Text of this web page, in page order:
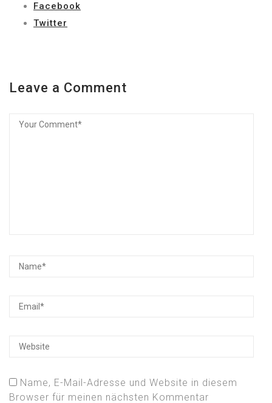
Facebook
Twitter
Leave a Comment
Name, E-Mail-Adresse und Website in diesem
Browser für meinen nächsten Kommentar